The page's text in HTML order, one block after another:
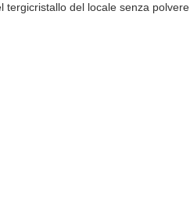
tergicristallo del locale senza polvere